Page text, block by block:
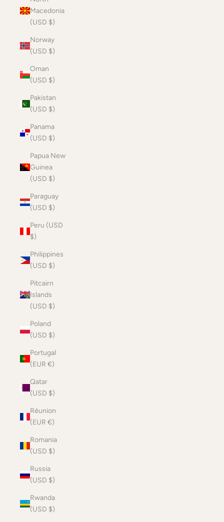
Macedonia
(USD $)
Norway
(USD $)
Oman
(USD $)
Pakistan
(USD $)
Panama
(USD $)
Papua New
Guinea
(USD $)
Paraguay
(USD $)
Peru (USD
$)
Philippines
(USD $)
Pitcairn
Islands
(USD $)
Poland
(USD $)
Portugal
(EUR €)
Qatar
(USD $)
Réunion
(EUR €)
Romania
(USD $)
Russia
(USD $)
Rwanda
(USD $)